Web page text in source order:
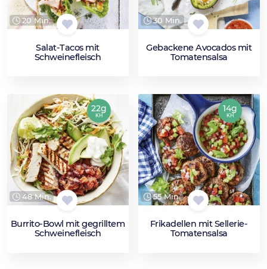
20 Min.
Salat-Tacos mit
Schweinefleisch
30 Min.
Gebackene Avocados mit
Tomatensalsa
48 Min.
Burrito-Bowl mit gegrilltem
Schweinefleisch
22g
KH
55 Min.
Frikadellen mit Sellerie-
Tomatensalsa
14g
KH